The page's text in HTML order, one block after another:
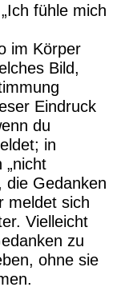
fühle mich
im Körper
Bild,
Eindruck
du
in
„nicht
die Gedanken
meldet sich
Vielleicht
zu
ohne sie